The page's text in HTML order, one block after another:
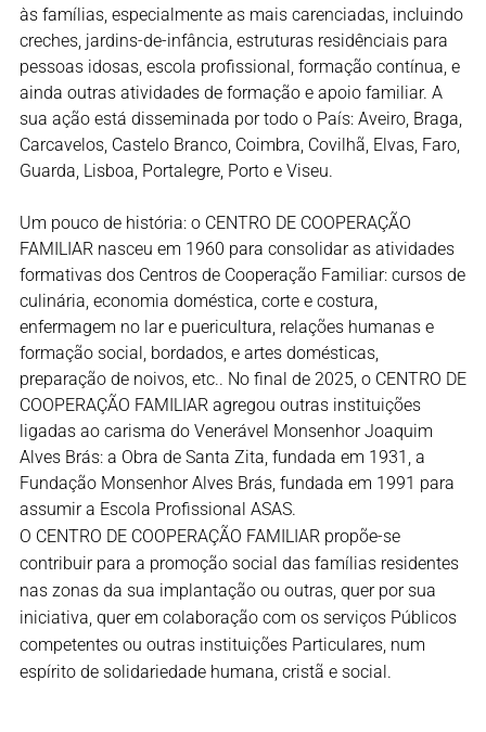
às famílias, especialmente as mais carenciadas, incluindo
creches, jardins-de-infância, estruturas residênciais para
pessoas idosas, escola profissional, formação contínua, e
ainda outras atividades de formação e apoio familiar. A
sua ação está disseminada por todo o País: Aveiro, Braga,
Carcavelos, Castelo Branco, Coimbra, Covilhã, Elvas, Faro,
Guarda, Lisboa, Portalegre, Porto e Viseu.
Um pouco de história: o CENTRO DE COOPERAÇÃO
FAMILIAR nasceu em 1960 para consolidar as atividades
formativas dos Centros de Cooperação Familiar: cursos de
culinária, economia doméstica, corte e costura,
enfermagem no lar e puericultura, relações humanas e
formação social, bordados, e artes domésticas,
preparação de noivos, etc.. No final de 2025, o CENTRO DE
COOPERAÇÃO FAMILIAR agregou outras instituições
ligadas ao carisma do Venerável Monsenhor Joaquim
Alves Brás: a Obra de Santa Zita, fundada em 1931, a
Fundação Monsenhor Alves Brás, fundada em 1991 para
assumir a Escola Profissional ASAS.
O CENTRO DE COOPERAÇÃO FAMILIAR propõe-se
contribuir para a promoção social das famílias residentes
nas zonas da sua implantação ou outras, quer por sua
iniciativa, quer em colaboração com os serviços Públicos
competentes ou outras instituições Particulares, num
espírito de solidariedade humana, cristã e social.